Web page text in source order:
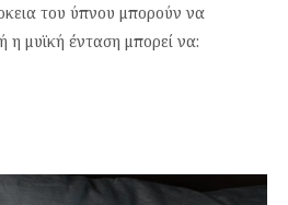
του ύπνου μπορούν να
μυϊκή ένταση μπορεί να: